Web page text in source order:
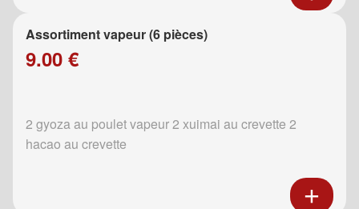
Assortiment vapeur (6 pièces)
9.00 €
2 gyoza au poulet vapeur 2 xuimai au crevette 2
hacao au crevette